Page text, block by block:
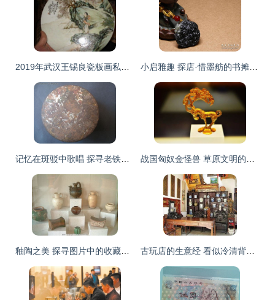
2019年武汉王锡良瓷板画私下交易指南 选择合适艺术收藏品公司 小启雅趣 探店·惜墨舫的书摊新架上新
记忆在斑驳中歌唱 探寻老铁皮化妆盒的文革杂项收藏 战国匈奴金怪兽 草原文明的瑰宝
釉陶之美 探寻图片中的收藏品精华 古玩店的生意经 看似冷清背后的生存之道